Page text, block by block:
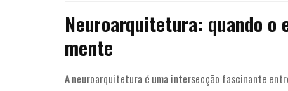
Neuroarquitetura: quando o
mente
A neuroarquitetura é uma intersecção fascinante